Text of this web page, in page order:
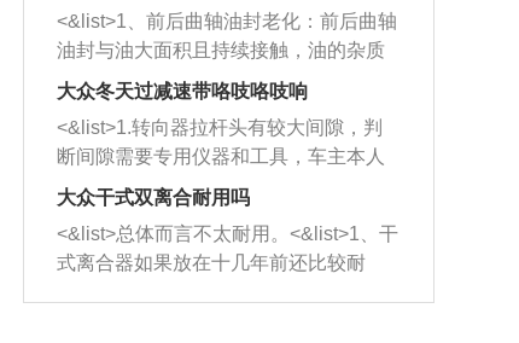
西取出来。但如果是因为积碳过多引起
的堵塞，就需要将三元催化器泡在草酸
洗剂对堵塞的情况得到解决，将清洗剂
放在燃油箱中，与燃油混合后，车辆启
动时，就可以和汽油一起进入到燃烧
室，最后形成废气排出，就可以让三元
催化器得到清洗，排气管堵塞的情况就
能够得到解决。
一圈半的练习，往右同样也要打相同的
圈数。 <&list>3、最后强调要反复练
习，这样就可以形成肌肉记忆，在真实
驾驶车辆时，不需要记忆也能打好方
向。
<&list>1、前后曲轴油封老化：前后曲轴
油封与油大面积且持续接触，油的杂质
和发动机内持续温度变化使其密封效果
逐渐减弱，导致渗油或漏油。<&list>2、
活塞间隙过大：积碳会使活塞环与缸体
的间隙扩大，导致机油流入燃烧室中，
造成烧机油。<&list>3、机油粘度。使用
机油粘度过小的话，同样会有烧机油现
象，机油粘度过小具有很好的流动性，
大众冬天过减速带咯吱咯吱响
<&list>1.转向器拉杆头有较大间隙，判
断间隙需要专用仪器和工具，车主本人
无法制作，需要将车辆送到修理厂或4s
店；<&list>2.车辆半轴套管防尘罩破
裂，破裂后会出现漏油现象，使半轴磨
损严重，磨损的半轴容易损坏，产生异
响；<&list>3.稳定器的转向胶套和球头
大众干式双离合耐用吗
<&list>总体而言不太耐用。<&list>1、干
式离合器如果放在十几年前还比较耐